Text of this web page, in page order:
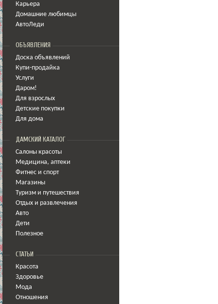
Карьера
Домашние любимцы
АвтоЛеди
ОБЪЯВЛЕНИЯ
Доска объявлений
Купи-продайка
Услуги
Даром!
Для взрослых
Детские покупки
Для дома
ДАМСКИЙ КАТАЛОГ
Салоны красоты
Медицина, аптеки
Фитнес и спорт
Магазины
Туризм и путешествия
Отдых и развлечения
Авто
Дети
Полезное
СТАТЬИ
Красота
Здоровье
Мода
Отношения